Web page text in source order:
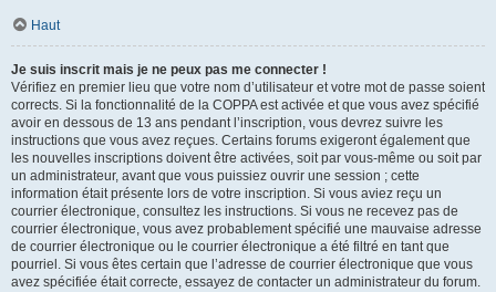
Haut
Je suis inscrit mais je ne peux pas me connecter !
Vérifiez en premier lieu que votre nom d’utilisateur et votre mot de passe soient
corrects. Si la fonctionnalité de la COPPA est activée et que vous avez spécifié
avoir en dessous de 13 ans pendant l’inscription, vous devrez suivre les
instructions que vous avez reçues. Certains forums exigeront également que
les nouvelles inscriptions doivent être activées, soit par vous-même ou soit par
un administrateur, avant que vous puissiez ouvrir une session ; cette
information était présente lors de votre inscription. Si vous aviez reçu un
courrier électronique, consultez les instructions. Si vous ne recevez pas de
courrier électronique, vous avez probablement spécifié une mauvaise adresse
de courrier électronique ou le courrier électronique a été filtré en tant que
pourriel. Si vous êtes certain que l’adresse de courrier électronique que vous
avez spécifiée était correcte, essayez de contacter un administrateur du forum.